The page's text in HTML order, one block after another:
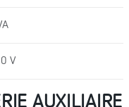
V
AUXILIAIRE